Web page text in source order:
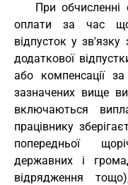
При обчисленні
оплати за час
відпусток у зв'язку
додаткової
або компенсації за
зазначених вище
включаються
працівнику
попередньої
державних і
відрядження